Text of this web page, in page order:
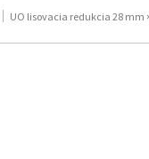
UO lisovacia redukcia 28 mm